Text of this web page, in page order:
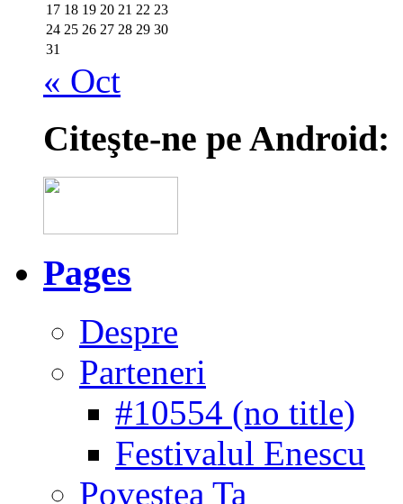
17 18 19 20 21 22 23
24 25 26 27 28 29 30
31
« Oct
Citeşte-ne pe Android:
Pages
Despre
Parteneri
#10554 (no title)
Festivalul Enescu
Povestea Ta